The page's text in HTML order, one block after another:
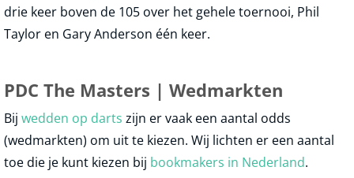
drie keer boven de 105 over het gehele toernooi, Phil
Taylor en Gary Anderson één keer.
PDC The Masters | Wedmarkten
Bij wedden op darts zijn er vaak een aantal odds
(wedmarkten) om uit te kiezen. Wij lichten er een aantal
toe die je kunt kiezen bij bookmakers in Nederland.